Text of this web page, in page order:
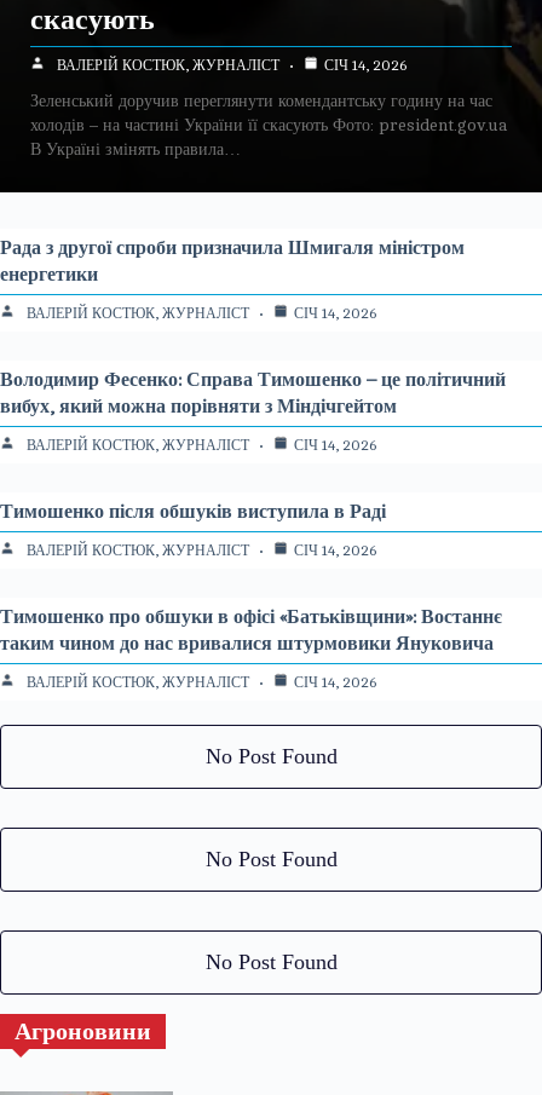
скасують
ВАЛЕРІЙ КОСТЮК, ЖУРНАЛІСТ СІЧ 14, 2026
Зеленський доручив переглянути комендантську годину на час
холодів – на частині України її скасують Фото: president.gov.ua
В Україні змінять правила…
Рада з другої спроби призначила Шмигаля міністром
енергетики
ВАЛЕРІЙ КОСТЮК, ЖУРНАЛІСТ СІЧ 14, 2026
Володимир Фесенко: Справа Тимошенко – це політичний
вибух, який можна порівняти з Міндічгейтом
ВАЛЕРІЙ КОСТЮК, ЖУРНАЛІСТ СІЧ 14, 2026
Тимошенко після обшуків виступила в Раді
ВАЛЕРІЙ КОСТЮК, ЖУРНАЛІСТ СІЧ 14, 2026
Тимошенко про обшуки в офісі «Батьківщини»: Востаннє
таким чином до нас вривалися штурмовики Януковича
ВАЛЕРІЙ КОСТЮК, ЖУРНАЛІСТ СІЧ 14, 2026
No Post Found
No Post Found
No Post Found
Агроновини